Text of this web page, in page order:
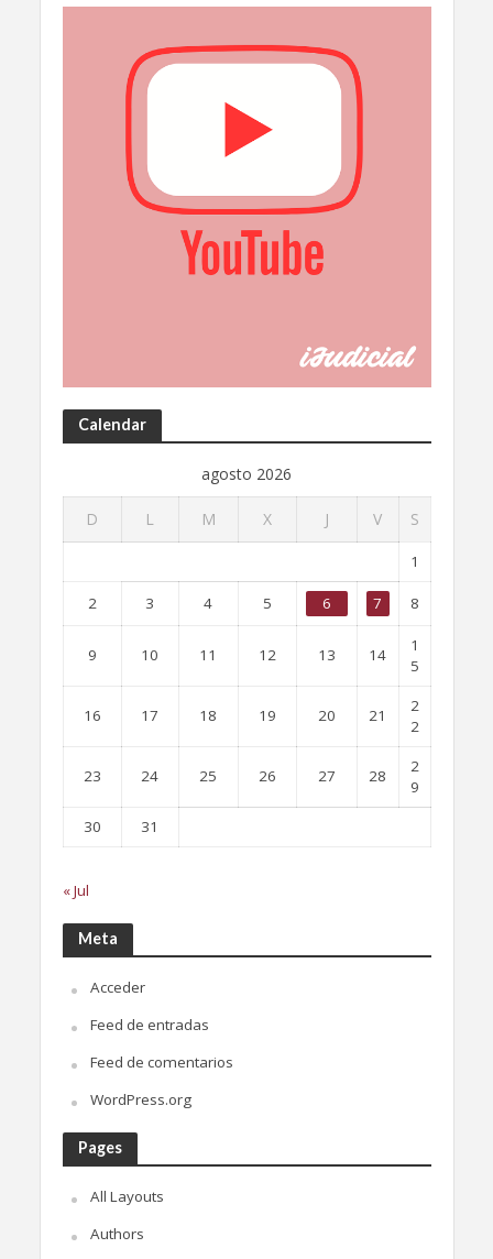
Calendar
agosto 2026
D L M X J V S
1
2 3 4 5 6 7 8
9 10 11 12 13 14
1
5
16 17 18 19 20 21
2
2
23 24 25 26 27 28
2
9
30
31
« Jul
Meta
Acceder
Feed de entradas
Feed de comentarios
WordPress.org
Pages
All Layouts
Authors